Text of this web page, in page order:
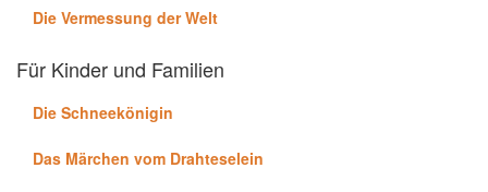
Die Vermessung der Welt
Für Kinder und Familien
Die Schneekönigin
Das Märchen vom Drahteselein